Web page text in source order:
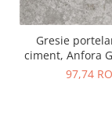
Gresie
ciment, Anfora
30x60 cm, gri,
97,74